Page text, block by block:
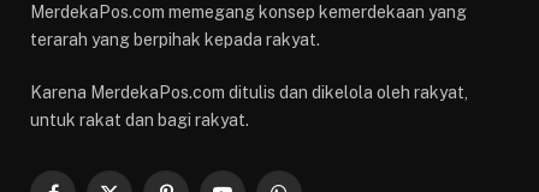
MerdekaPos.com memegang konsep kemerdekaan yang
terarah yang berpihak kepada rakyat.
Karena MerdekaPos.com ditulis dan dikelola oleh rakyat,
untuk rakat dan bagi rakyat.